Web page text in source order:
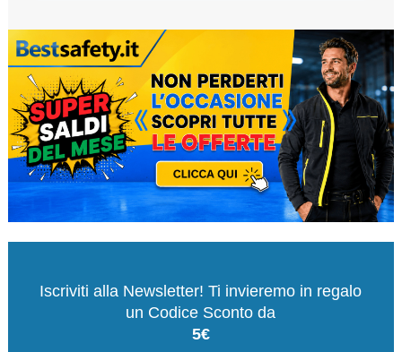
Iscriviti alla Newsletter! Ti invieremo in regalo
un Codice Sconto da
5€